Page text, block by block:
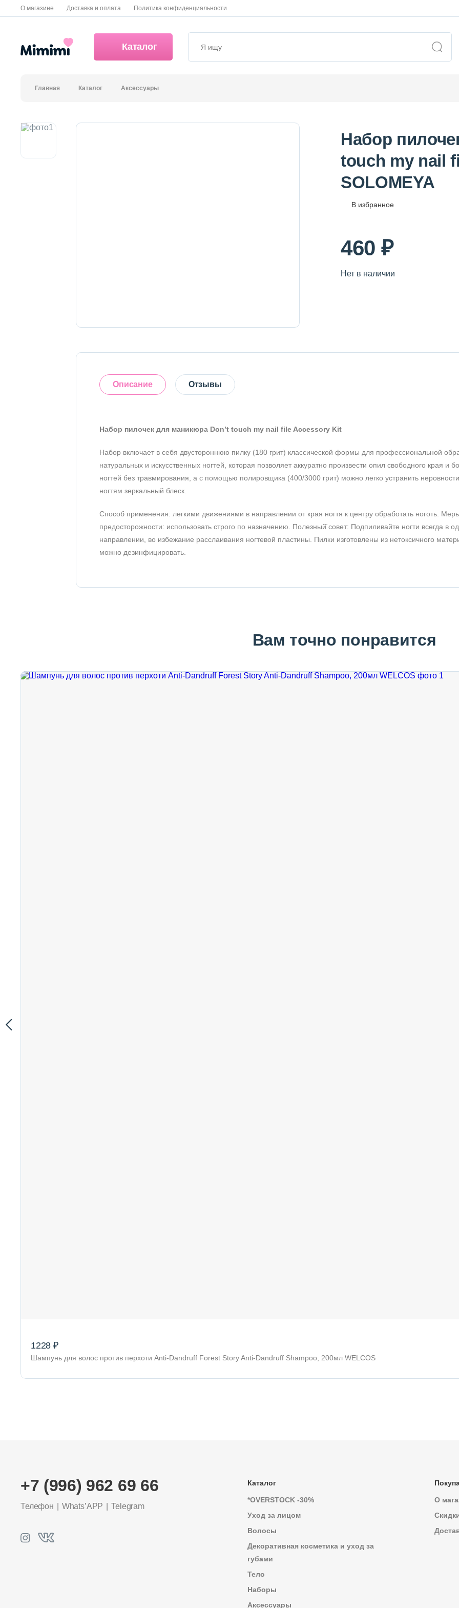
О магазине Доставка и оплата Политика конфиденциальности
Каталог
Главная Каталог Аксессуары
Набор
touch my nail
SOLOMEYA
В избранное
460 ₽
Нет в наличии
Описание Отзывы
Набор пилочек для маникюра Don’t touch my nail file Accessory Kit
Набор включает в себя двустороннюю пилку (180 грит) классической формы для профессиональной
натуральных и искусственных ногтей, которая позволяет аккуратно произвести опил свободного края и
ногтей без травмирования, а с помощью полировщика (400/3000 грит) можно легко устранить
ногтям зеркальный блеск.
Способ применения: легкими движениями в направлении от края ногтя к центру обработать ноготь.
предосторожности: использовать строго по назначению. Полезный̆ совет: Подпиливайте ногти всегда в
направлении, во избежание расслаивания ногтевой пластины. Пилки изготовлены из нетоксичного
можно дезинфицировать.
Оставить отзыв
Вам точно понравится
1228 ₽
Шампунь для волос против перхоти Anti-Dandruff Forest Story Anti-Dandruff Shampoo, 200мл WELCOS
+7 (996) 962 69 66
Телефон Whats’APP Telegram
Каталог
*OVERSTOCK -30%
Уход за лицом
Волосы
Декоративная косметика и уход за
губами
Тело
Наборы
Аксессуары
О